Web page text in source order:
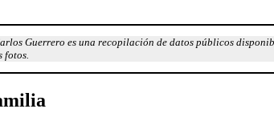
Guerrero es una recopilación de datos públicos
fotos.